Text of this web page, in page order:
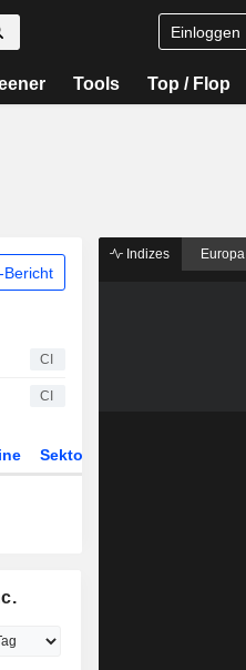
Einloggen
Tools Top / Flop
Bericht
CI
CI
Sektor
Indizes Europa